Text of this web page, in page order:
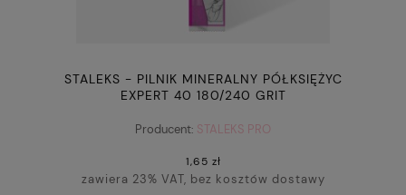
STALEKS - PILNIK MINERALNY PÓŁKSIĘŻYC
EXPERT 40 180/240 GRIT
Producent: STALEKS PRO
1,65 zł
zawiera 23% VAT, bez kosztów dostawy